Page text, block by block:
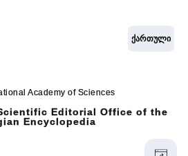
Academy of Sciences
Editorial Office of the
Encyclopedia
ქართული